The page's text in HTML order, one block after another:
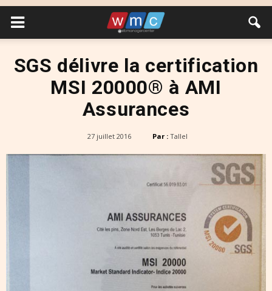
SGS délivre la certification
MSI 20000® à AMI
Assurances
27 juillet 2016 Par : Tallel